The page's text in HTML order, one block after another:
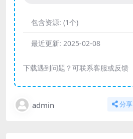
包含资源: (1个)
最近更新: 2025-02-08
下载遇到问题？可联系客服或反馈
admin 分享